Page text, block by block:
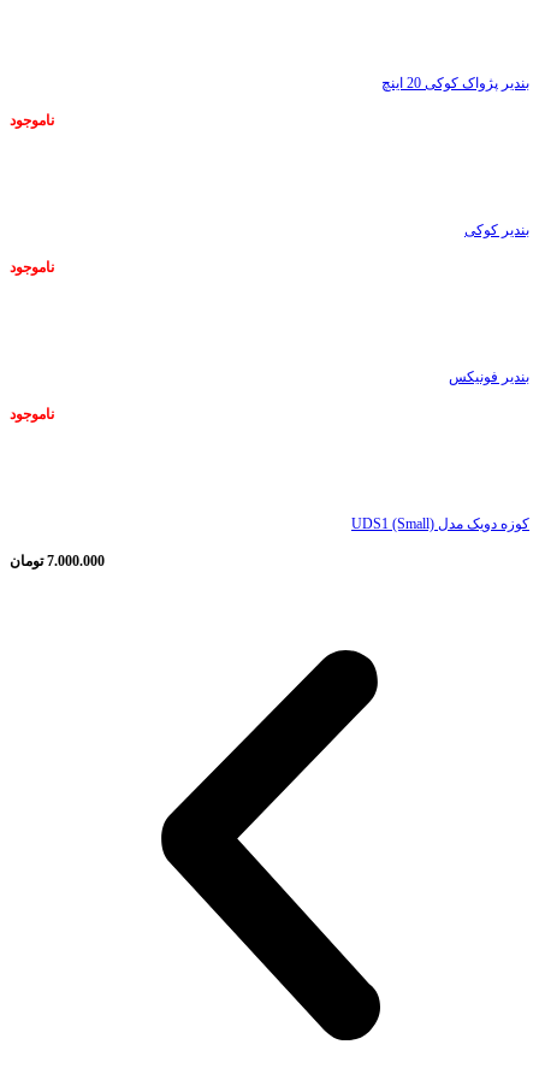
بندیر پژواک کوکی 20 اینچ
ناموجود
بندیر کوکی
ناموجود
بندیر فونیکس
ناموجود
کوزه دویک مدل UDS1 (Small)
7.000.000 تومان